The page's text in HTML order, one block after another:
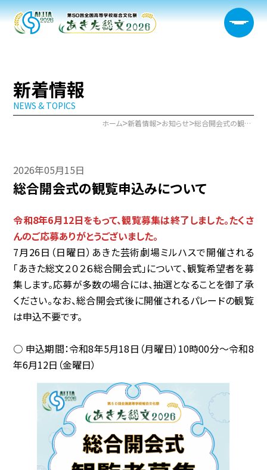
大会概要
生徒実行委員会
宿泊サポート
協賛企業
資料ダウンロード
広報デザイン・デザインガイド
サイトポリシー
リンク集
ホーム>新着情報>お知らせ> 総合開会式の観覧申込みについて
新着情報
NEWS & TOPICS
2026年05月15日
総合開会式の観覧申込みについて
令和8年6月12日をもって、観覧募集は終了しました。たくさ
んのご応募ありがとうございました。
7月26日（日曜日）あきた芸術劇場ミルハスで開催される
「あきた総文２０２６総合開会式」について、観覧希望者を募
集します。応募が多数の場合には、抽選となることを御了承
ください。なお、総合開会式後に開催されるパレードの観覧
は申込不要です。
○ 申込期間：令和8年5月18日（月曜日）10時00分〜令和8
年6月12日（金曜日）